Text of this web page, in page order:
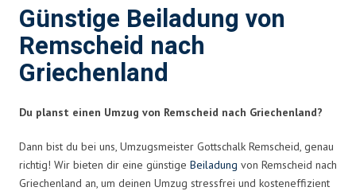
Günstige Beiladung von
Remscheid nach
Griechenland
Du planst einen Umzug von Remscheid nach Griechenland?
Dann bist du bei uns, Umzugsmeister Gottschalk Remscheid, genau
richtig! Wir bieten dir eine günstige Beiladung von Remscheid nach
Griechenland an, um deinen Umzug stressfrei und kosteneffizient